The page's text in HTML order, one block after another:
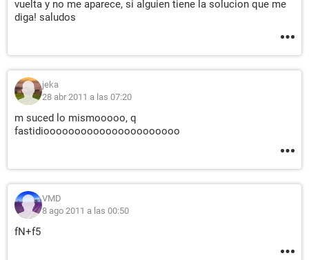
vuelta y no me aparece, si alguien tiene la solucion que me
diga! saludos
jeka
28 abr 2011 a las 07:20
m suced lo mismooooo, q
fastidioooooooooooooooooooooo
VMD
8 ago 2011 a las 00:50
fN+f5